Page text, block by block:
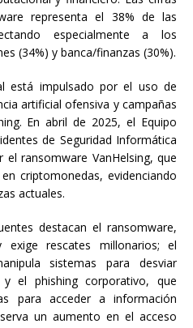
representa el 38% de las
especialmente a los
(34%) y banca/finanzas (30%).
está impulsado por el uso de
artificial ofensiva y campañas
En abril de 2025, el Equipo
de Seguridad Informática
ransomware VanHelsing, que
criptomonedas, evidenciando
actuales.
destacan el ransomware,
exige rescates millonarios; el
sistemas para desviar
el phishing corporativo, que
para acceder a información
un aumento en el acceso